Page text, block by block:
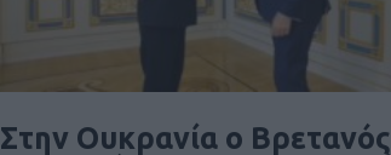
Στην Ουκρανία ο Βρετανός